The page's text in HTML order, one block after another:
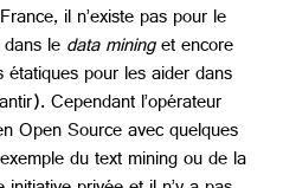
il n’existe pas pour le
ledata mininget encore
pour les aider dans
Cependant l’opérateur
Open Source avec quelques
du text mining ou de la